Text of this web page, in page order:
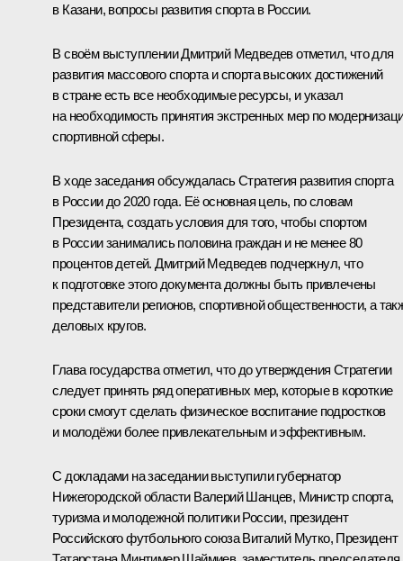
в Казани, вопросы развития спорта в России.
В своём выступлении Дмитрий Медведев отметил, что для
развития массового спорта и спорта высоких достижений
в стране есть все необходимые ресурсы, и указал
на необходимость принятия экстренных мер по
спортивной сферы.
В ходе заседания обсуждалась Стратегия развития спорта
в России до 2020 года. Её основная цель, по словам
Президента, создать условия для того, чтобы спортом
в России занимались половина граждан и не менее 80
процентов детей. Дмитрий Медведев подчеркнул, что
к подготовке этого документа должны быть привлечены
представители регионов, спортивной общественности, а
деловых кругов.
Глава государства отметил, что до утверждения Стратегии
следует принять ряд оперативных мер, которые в короткие
сроки смогут сделать физическое воспитание подростков
и молодёжи более привлекательным и эффективным.
С докладами на заседании выступили губернатор
Нижегородской области Валерий Шанцев, Министр спорта,
туризма и молодежной политики России, президент
Российского футбольного союза Виталий Мутко, Президент